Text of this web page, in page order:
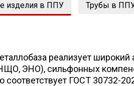
изделия в ППУ Трубы в
реализует
ЭНО), сильфонных
соответствует ГОСТ 30732-